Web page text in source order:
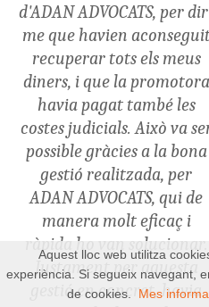
d'ADAN ADVOCATS, per
me que havien
recuperar tots els meus
diners, i que la promotora
havia pagat també les
costes judicials. Això va
possible gràcies a la bona
gestió realitzada, per
ADAN ADVOCATS, qui de
manera molt eficaç i
ràpida ho van solucionar.
Justament per aquesta
gestió en concret, havia
Aquest lloc web utilitza
experiència. Si segueix navegant,
de cookies.
Mes